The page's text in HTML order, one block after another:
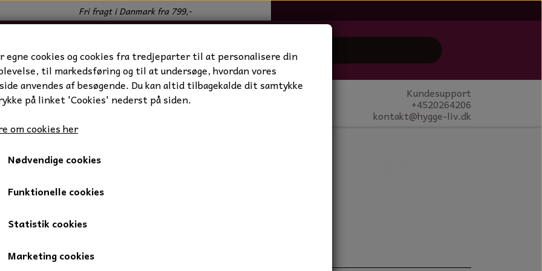
Fri fragt i Danmark fra 799,-
Kundesupport
+4520264206
kontakt@hygge-liv.dk
Cordoba Nr H
Nr H
45,00 kr.
egne cookies og cookies fra tredjeparter til at personalisere din
til markedsføring og til at undersøge, hvordan vores
anvendes af besøgende. Du kan altid tilbagekalde dit samtykke
på linket 'Cookies' nederst på siden.
om cookies her
Nødvendige cookies
Funktionelle cookies
Statistik cookies
Marketing cookies